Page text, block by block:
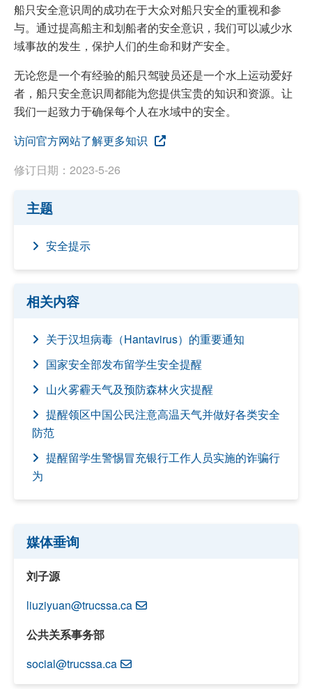
船只安全意识周的成功在于大众对船只安全的重视和参
与。通过提高船主和划船者的安全意识，我们可以减少水
域事故的发生，保护人们的生命和财产安全。
无论您是一个有经验的船只驾驶员还是一个水上运动爱好
者，船只安全意识周都能为您提供宝贵的知识和资源。让
我们一起致力于确保每个人在水域中的安全。
访问官方网站了解更多知识
修订日期：2023-5-26
主题
安全提示
相关内容
关于汉坦病毒（Hantavirus）的重要通知
国家安全部发布留学生安全提醒
山火雾霾天气及预防森林火灾提醒
提醒领区中国公民注意高温天气并做好各类安全
防范
提醒留学生警惕冒充银行工作人员实施的诈骗行
为
媒体垂询
刘子源
liuziyuan@trucssa.ca
公共关系事务部
social@trucssa.ca